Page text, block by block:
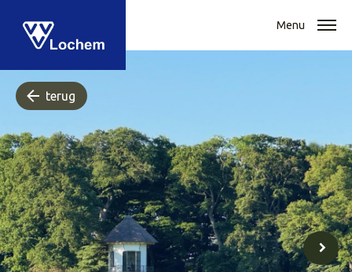
Menu
terug